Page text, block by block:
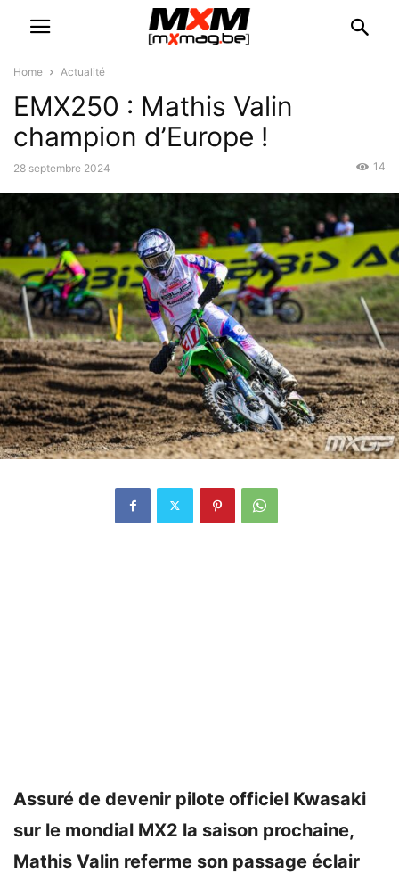
Home Actualité
EMX250 : Mathis Valin
champion d’Europe !
28 septembre 2024 14
Assuré de devenir pilote officiel Kwasaki
sur le mondial MX2 la saison prochaine,
Mathis Valin referme son passage éclair